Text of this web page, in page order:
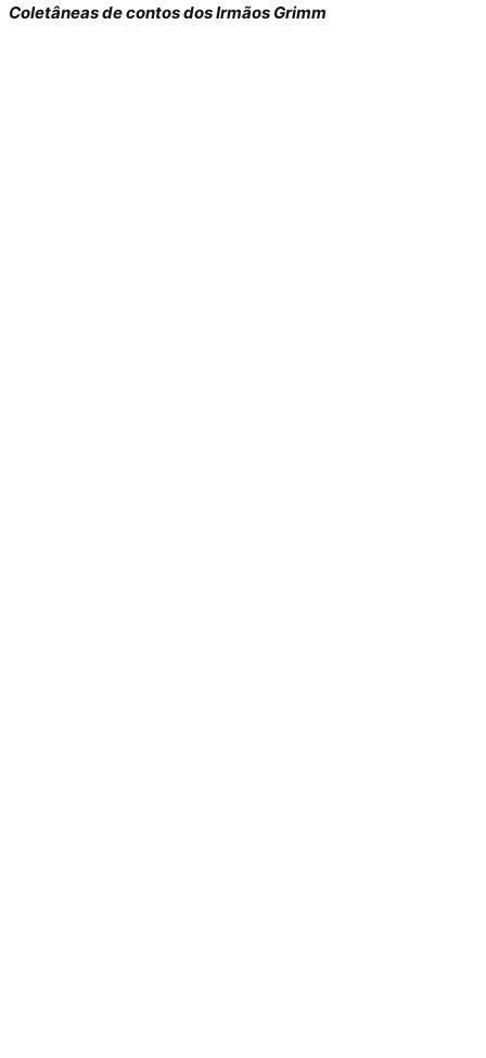
Coletâneas de contos dos Irmãos Grimm